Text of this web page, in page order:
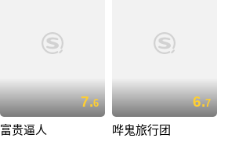
7.6
富贵逼人
6.7
哗鬼旅行团